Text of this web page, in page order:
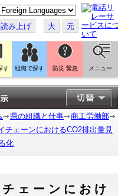
ペ
読み上げ 大 元
す 組織で探す 防災 緊急 メニュー
県の組織と仕事
商工労働部
チェーンにおけるCO2排出量見
化
ェーンにおけ